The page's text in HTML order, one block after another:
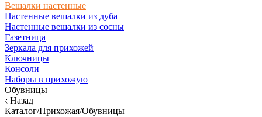
Вешалки настенные
Настенные вешалки из дуба
Настенные вешалки из сосны
Газетница
Зеркала для прихожей
Ключницы
Консоли
Наборы в прихожую
Обувницы
Назад
Каталог/Прихожая/Обувницы